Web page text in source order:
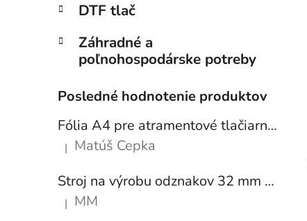
DTF tlač
Záhradné a
poľnohospodárske potreby
Posledné hodnotenie produktov
Fólia A4 pre atramentové tlačiarne - sada 10 ks
Hodnotenie produktu je 5 z 5 hviezdičiek.
| Matúš Cepka
Stroj na výrobu odznakov 32 mm a 58 mm + 250 ks odznakov
Hodnotenie produktu je 5 z 5 hviezdičiek.
| MM